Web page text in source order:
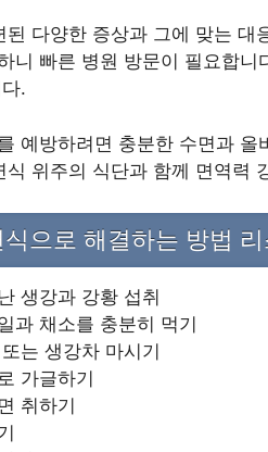
다양한 증상과 그에 맞는 대
니 빠른 병원 방문이 필요합
.
예방하려면 충분한 수면과
위주의 식단과 함께 면역력
으로 해결하는 방법
생강과 강황 섭취
과 채소를 충분히 먹기
는 생강차 마시기
가글하기
취하기